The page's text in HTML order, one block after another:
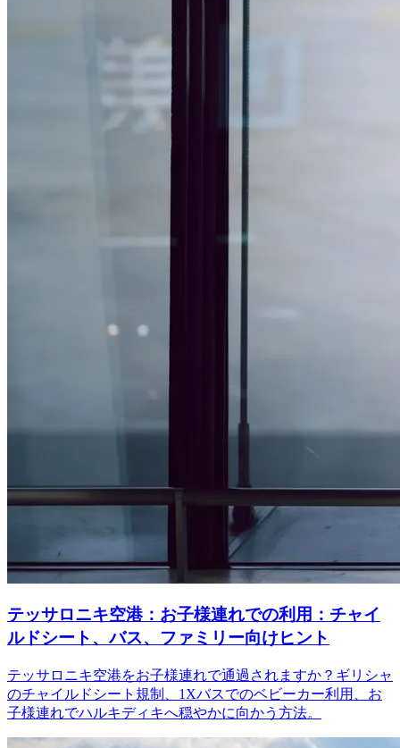
テッサロニキ空港：お子様連れでの利用：チャイ
ルドシート、バス、ファミリー向けヒント
テッサロニキ空港をお子様連れで通過されますか？ギリシャ
のチャイルドシート規制、1Xバスでのベビーカー利用、お
子様連れでハルキディキへ穏やかに向かう方法。